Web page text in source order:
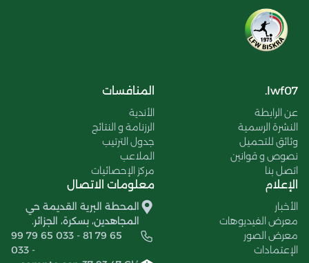
lwf07.
عن الرابطة
النشرة الرسمية
وثائق للتحميل
نصوص و قوانين
اتصل بنا
المنافسات
الأندية
الرزنامة و النتائج
جدول الترتيب
الملاعب
مركز الإحصائيات
الإعلام
الأخبار
معرض الفيديوهات
معرض الصور
الإعتمادات
معلومات الاتصال
المحطة البرية القديمة حي
المجاهدين، بسكرة، الجزائر.
99 79 65 033 - 81 79 65
033 -